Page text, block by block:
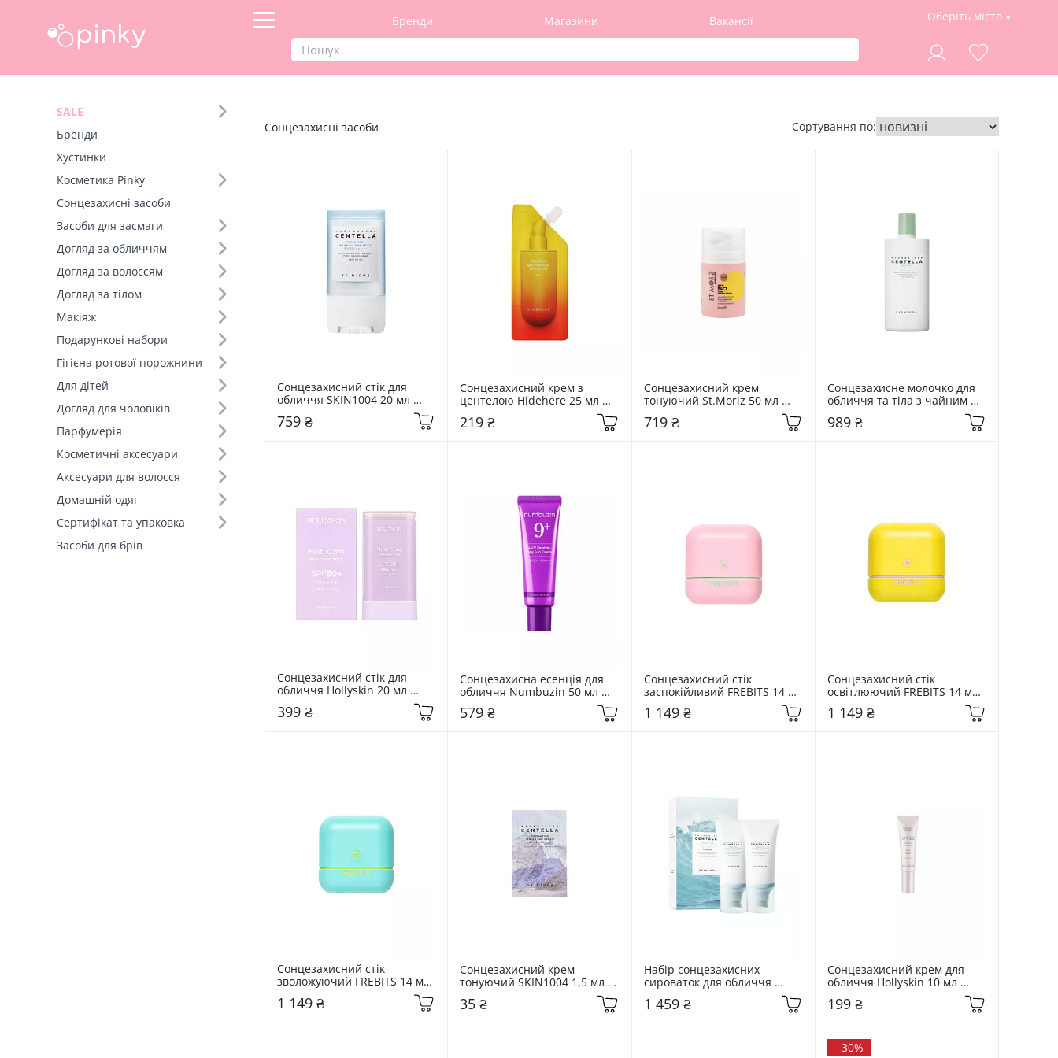
Бренди Магазини Вакансії Оберіть місто
SALE
Бренди
Хустинки
Косметика Pinky
Сонцезахисні засоби
Засоби для засмаги
Догляд за обличчям
Догляд за волоссям
Догляд за тілом
Макіяж
Подарункові набори
Гігієна ротової порожнини
Для дітей
Догляд для чоловіків
Парфумерія
Косметичні аксесуари
Аксесуари для волосся
Домашній одяг
Сертифікат та упаковка
Засоби для брів
Фільтр
Бренд (17)
Розмір (14)
Фактор захисту (4)
Категорія фільтрів (3)
Сонцезахисні засоби Сортування по:
Сонцезахисний стік для
обличчя SKIN1004 20 мл
Madagascar Centella Hyalu-
Cica Silky-Fit Sun Stick
759 ₴
Сонцезахисний крем з
центелою Hidehere 25 мл
219 ₴
Сонцезахисний крем
тонуючий St.Moriz 50 мл
Suncare SPF 50 Tinted Face
Sunscreen
719 ₴
Сонцезахисне молочко для
обличчя та тіла з чайним
Madagascar Centella Tea-
989 ₴
Сонцезахисний стік для
обличчя Hollyskin 20 мл
399 ₴
Сонцезахисна есенція для
обличчя Numbuzin 50 мл
No.9 NAD+ Peptides Dewy
Sun Essence
579 ₴
Сонцезахисний стік
заспокійливий FREBITS 14 мл
Airfit Sun Stick 02 Clear Green
1 149 ₴
Сонцезахисний стік
освітлюючий FREBITS 14 мл
Airfit Sun Stick 01 Pure Violet
1 149 ₴
Сонцезахисний стік
зволожуючий FREBITS 14 мл
1 149 ₴
Сонцезахисний крем
тонуючий SKIN1004 1,5 мл
Poremizing Velvet Sunscreen
35 ₴
Набір сонцезахисних
сироваток для обличчя
SKIN1004 2 шт Madagascar
Centella Hyalu-Cica Water-Fit
1 459 ₴
Сонцезахисний крем для
обличчя Hollyskin 10 мл
199 ₴
- 30%